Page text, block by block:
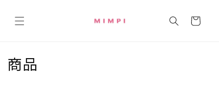
進む
ー
コ
商品